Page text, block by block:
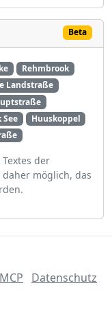
Beta
Rehmbrook
Landstraße
Huuskoppel
der
möglich, das
MCP
Datenschutz